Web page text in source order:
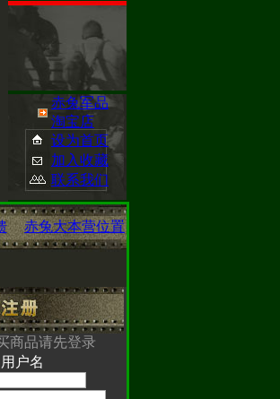
赤兔军品
淘宝店
设为首页
加入收藏
联系我们
赤兔大本营位置
商品请先登录
用户名